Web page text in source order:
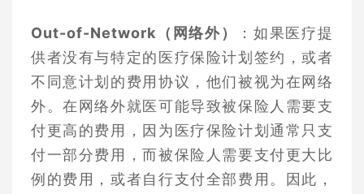
Out-of-Network（网络外）
：如果医疗提
供者没有与特定的医疗保险计划签约，或者
不同意计划的费用协议，他们被视为在网络
外。在网络外就医可能导致被保险人需要支
付更高的费用，因为医疗保险计划通常只支
付一部分费用，而被保险人需要支付更大比
例的费用，或者自行支付全部费用。因此，